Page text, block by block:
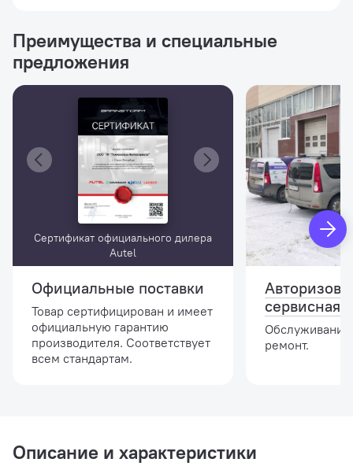
Преимущества и специальные
предложения
Сертификат официального дилера
Autel
Официальные поставки
Товар сертифицирован и имеет
официальную гарантию
производителя. Соответствует
всем стандартам.
сервисная
ремонт.
Описание и характеристики